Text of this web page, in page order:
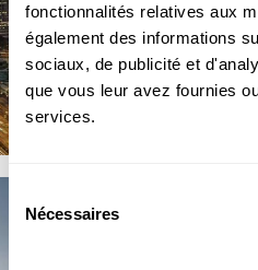
fonctionnalités relatives aux
également des informations
sociaux, de publicité et
que vous leur avez fournies
services.
Nécessaires
Timor-Leste